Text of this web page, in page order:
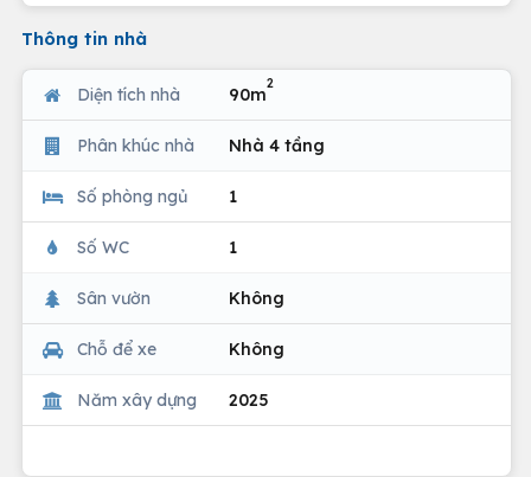
Thông tin nhà
Diện tích nhà 90m
2
Phân khúc nhà Nhà 4 tầng
Số phòng ngủ 1
Số WC 1
Sân vườn Không
Chỗ để xe Không
Năm xây dựng 2025